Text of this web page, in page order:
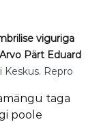
viguriga
Pärt Eduard
Keskus. Repro
taga
poole